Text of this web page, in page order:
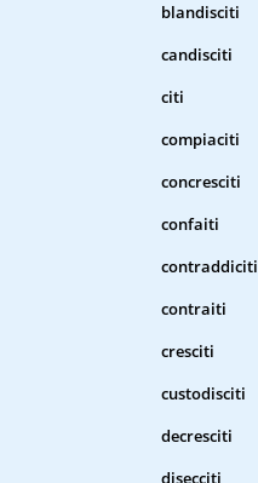
blandisciti
candisciti
citi
compiaciti
concresciti
confaiti
contraddiciti
contraiti
cresciti
custodisciti
decresciti
disecciti